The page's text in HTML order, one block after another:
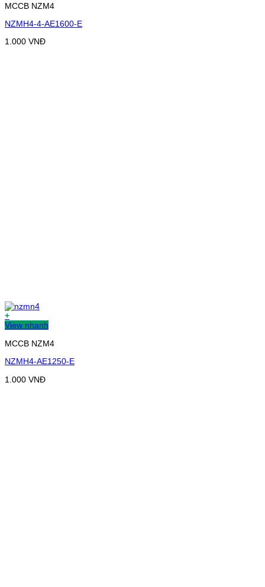
MCCB NZM4
NZMH4-4-AE1600-E
1.000 VNĐ
+
View nhanh
MCCB NZM4
NZMH4-AE1250-E
1.000 VNĐ